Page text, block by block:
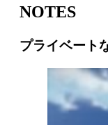
NOTES
プライベート